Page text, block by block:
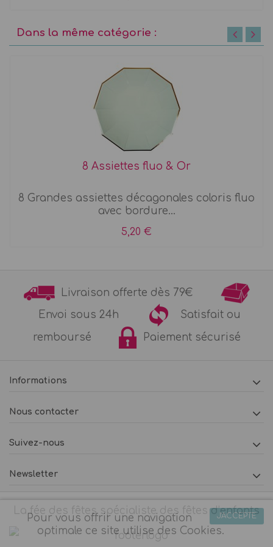
Dans la même catégorie :
8 Assiettes fluo & Or
8 Grandes assiettes décagonales coloris fluo
avec bordure...
5,20 €
Livraison offerte dès 79€
Envoi sous 24h
Satisfait ou
remboursé
Paiement sécurisé
Informations
Nous contacter
Suivez-nous
Newsletter
La fée des fêtes spécialiste des fêtes d’enfants
J'ACCEPTE
Pour vous offrir une navigation
optimale ce site utilise des Cookies.